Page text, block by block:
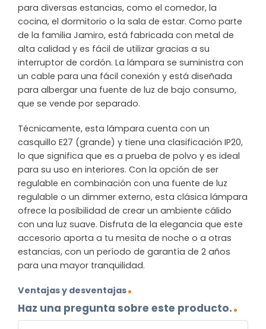
para diversas estancias, como el comedor, la
cocina, el dormitorio o la sala de estar. Como parte
de la familia Jamiro, está fabricada con metal de
alta calidad y es fácil de utilizar gracias a su
interruptor de cordón. La lámpara se suministra con
un cable para una fácil conexión y está diseñada
para albergar una fuente de luz de bajo consumo,
que se vende por separado.
Técnicamente, esta lámpara cuenta con un
casquillo E27 (grande) y tiene una clasificación IP20,
lo que significa que es a prueba de polvo y es ideal
para su uso en interiores. Con la opción de ser
regulable en combinación con una fuente de luz
regulable o un dimmer externo, esta clásica lámpara
ofrece la posibilidad de crear un ambiente cálido
con una luz suave. Disfruta de la elegancia que este
accesorio aporta a tu mesita de noche o a otras
estancias, con un período de garantía de 2 años
para una mayor tranquilidad.
Ventajas y desventajas
Haz una pregunta sobre este producto.